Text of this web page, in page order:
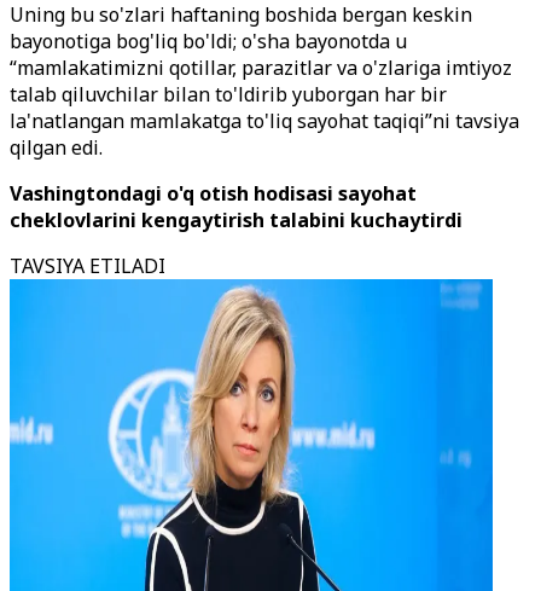
Uning bu so'zlari haftaning boshida bergan keskin
bayonotiga bog'liq bo'ldi; o'sha bayonotda u
“mamlakatimizni qotillar, parazitlar va o'zlariga imtiyoz
talab qiluvchilar bilan to'ldirib yuborgan har bir
la'natlangan mamlakatga to'liq sayohat taqiqi”ni tavsiya
qilgan edi.
Vashingtondagi o'q otish hodisasi sayohat
cheklovlarini kengaytirish talabini kuchaytirdi
TAVSIYA ETILADI